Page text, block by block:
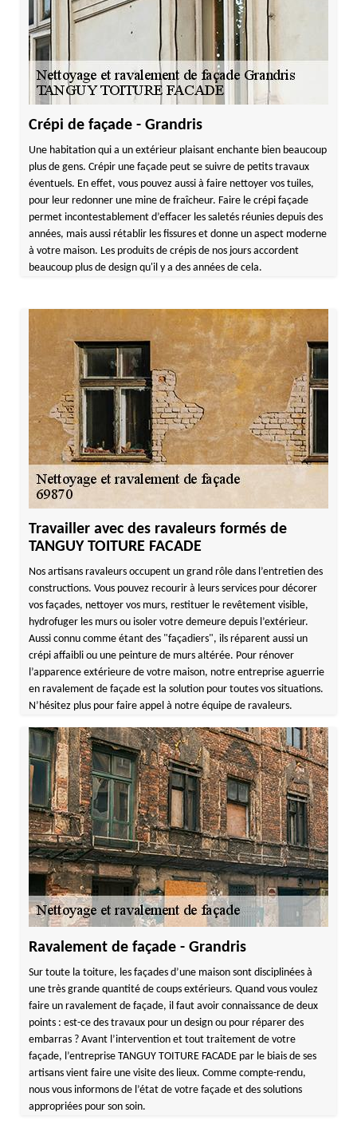
Crépi de façade - Grandris
Une habitation qui a un extérieur plaisant enchante bien beaucoup
plus de gens. Crépir une façade peut se suivre de petits travaux
éventuels. En effet, vous pouvez aussi à faire nettoyer vos tuiles,
pour leur redonner une mine de fraîcheur. Faire le crépi façade
permet incontestablement d’effacer les saletés réunies depuis des
années, mais aussi rétablir les fissures et donne un aspect moderne
à votre maison. Les produits de crépis de nos jours accordent
beaucoup plus de design qu'il y a des années de cela.
Travailler avec des ravaleurs formés de
TANGUY TOITURE FACADE
Nos artisans ravaleurs occupent un grand rôle dans l’entretien des
constructions. Vous pouvez recourir à leurs services pour décorer
vos façades, nettoyer vos murs, restituer le revêtement visible,
hydrofuger les murs ou isoler votre demeure depuis l’extérieur.
Aussi connu comme étant des "façadiers", ils réparent aussi un
crépi affaibli ou une peinture de murs altérée. Pour rénover
l’apparence extérieure de votre maison, notre entreprise aguerrie
en ravalement de façade est la solution pour toutes vos situations.
N’hésitez plus pour faire appel à notre équipe de ravaleurs.
Ravalement de façade - Grandris
Sur toute la toiture, les façades d’une maison sont disciplinées à
une très grande quantité de coups extérieurs. Quand vous voulez
faire un ravalement de façade, il faut avoir connaissance de deux
points : est-ce des travaux pour un design ou pour réparer des
embarras ? Avant l’intervention et tout traitement de votre
façade, l’entreprise TANGUY TOITURE FACADE par le biais de ses
artisans vient faire une visite des lieux. Comme compte-rendu,
nous vous informons de l’état de votre façade et des solutions
appropriées pour son soin.